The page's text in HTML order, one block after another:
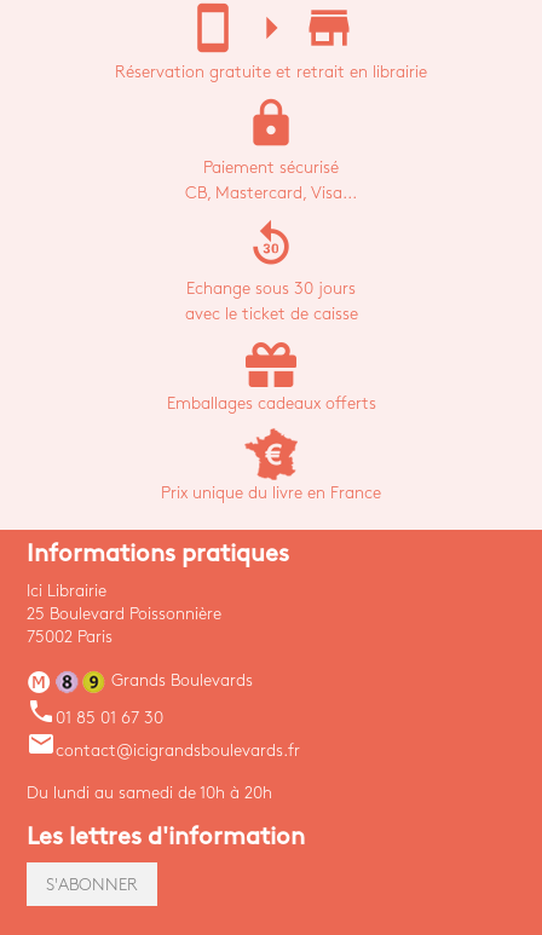
stay_current_portrait arrow_right store_mall_directory
Réservation gratuite et retrait en librairie
lock
Paiement sécurisé
CB, Mastercard, Visa...
replay_30
Echange sous 30 jours
avec le ticket de caisse
Emballages cadeaux offerts
Prix unique du livre en France
Informations pratiques
Ici Librairie
25 Boulevard Poissonnière
75002 Paris
Grands Boulevards
phone 01 85 01 67 30
emailcontact@icigrandsboulevards.fr
Du lundi au samedi de 10h à 20h
Les lettres d'information
S'ABONNER